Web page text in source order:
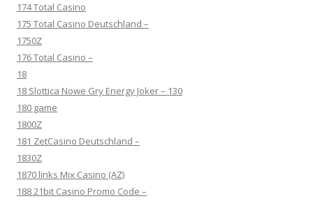
174 Total Casino
175 Total Casino Deutschland –
1750Z
176 Total Casino –
18
18 Slottica Nowe Gry Energy Joker – 130
180 game
1800Z
181 ZetCasino Deutschland –
1830Z
1870 links Mix Casino (AZ)
188 21bit Casino Promo Code –